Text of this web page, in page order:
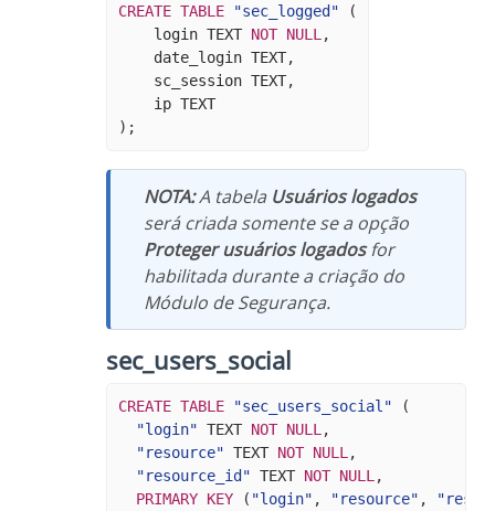
CREATE TABLE "sec_logged"
(
login TEXT NOT NULL ,
date_login TEXT,
sc_session TEXT,
ip TEXT
);
NOTA:A tabela Usuários logados
será criada somente se a opção
Proteger usuários logadosfor
habilitada durante a criação do
Módulo de Segurança.
sec_users_social
CREATE TABLE "sec_users_social"
(
"login" TEXT NOT NULL ,
"resource" TEXT NOT NULL ,
"resource_id" TEXT NOT NULL ,
PRIMARY KEY ( "login" , "resource" ,